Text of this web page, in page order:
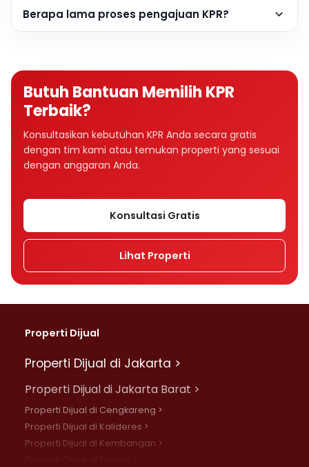
Berapa lama proses pengajuan KPR?
Butuh Bantuan Memilih KPR
Terbaik?
Konsultasikan kebutuhan KPR Anda secara gratis
dengan tim kami atau temukan properti yang sesuai
dengan anggaran Anda.
Konsultasi Gratis
Lihat Properti
Properti Dijual
Properti Dijual di Jakarta >
Properti Dijual di Jakarta Barat >
Properti Dijual di Cengkareng >
Properti Dijual di Kalideres >
Properti Dijual di Kembangan >